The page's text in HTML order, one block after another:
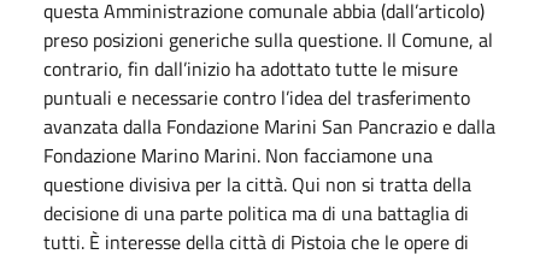
questa Amministrazione comunale abbia (dall’articolo)
preso posizioni generiche sulla questione. Il Comune, al
contrario, fin dall’inizio ha adottato tutte le misure
puntuali e necessarie contro l’idea del trasferimento
avanzata dalla Fondazione Marini San Pancrazio e dalla
Fondazione Marino Marini. Non facciamone una
questione divisiva per la città. Qui non si tratta della
decisione di una parte politica ma di una battaglia di
tutti. È interesse della città di Pistoia che le opere di